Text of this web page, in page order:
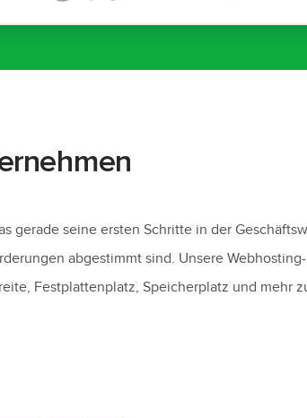
gerade seine ersten Schritte in der
abgestimmt sind. Unsere
Festplattenplatz, Speicherplatz und